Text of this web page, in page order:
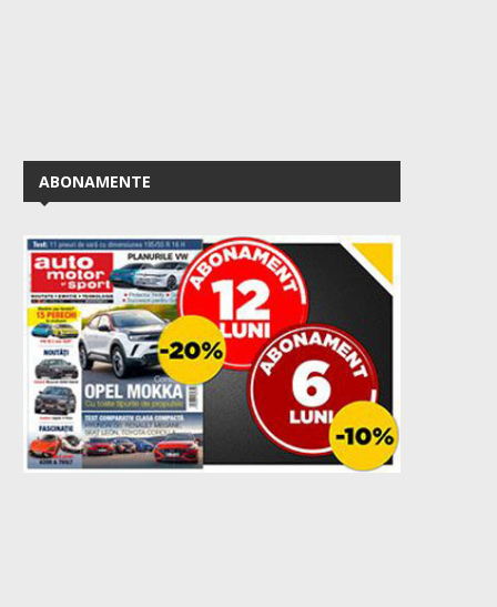
ABONAMENTE